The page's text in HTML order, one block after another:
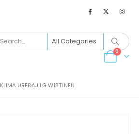
0
KLIMA UREĐAJ LG W18TI.NEU